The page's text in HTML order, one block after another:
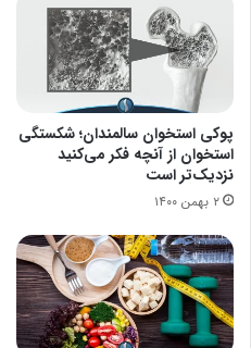
پوکی استخوان سالمندان؛ شکستگی
استخوان از آنچه فکر می‌کنید
نزدیک‌تر است
۲ بهمن ۱۴۰۰